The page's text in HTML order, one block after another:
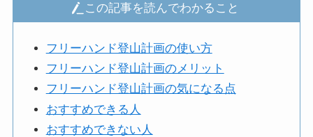
この記事を読んでわかること
フリーハンド登山計画の使い方
フリーハンド登山計画のメリット
フリーハンド登山計画の気になる点
おすすめできる人
おすすめできない人